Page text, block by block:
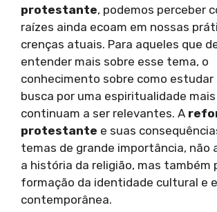
protestante, podemos perceber
raízes ainda ecoam em nossas
crenças atuais. Para aqueles que
entender mais sobre esse tema, o
conhecimento sobre como estudar
busca por uma espiritualidade
continuam a ser relevantes. A
protestante e suas
temas de grande importância, não
a história da religião, mas também
formação da identidade cultural e
contemporânea.